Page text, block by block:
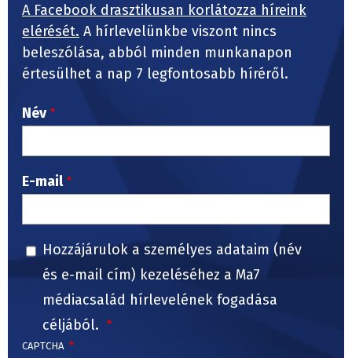
A Facebook drasztikusan korlátozza híreink
elérését. A hírlevelünkbe viszont nincs
beleszólása, abból minden munkanapon
értesülhet a nap 7 legfontosabb híréről.
Név
E-mail
Hozzájárulok a személyes adataim (név
és e-mail cím) kezeléséhez a Ma7
médiacsalád hírlevelének fogadása
céljából.
CAPTCHA